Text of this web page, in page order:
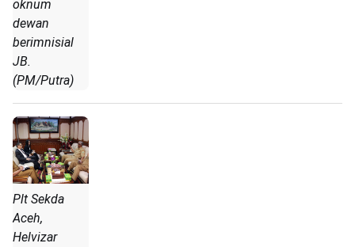
oknum
dewan
berimnisial
JB.
(PM/Putra)
Plt Sekda
Aceh,
Helvizar